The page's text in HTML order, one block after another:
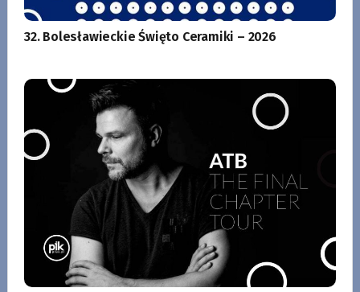
32. Bolesławieckie Święto Ceramiki – 2026